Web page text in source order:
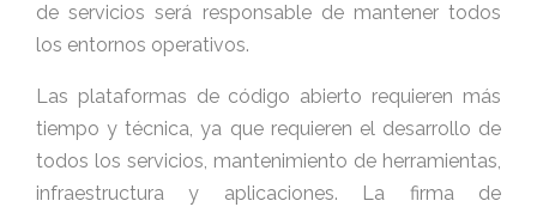
de servicios será responsable de mantener todos
los entornos operativos.
Las plataformas de código abierto requieren más
tiempo y técnica, ya que requieren el desarrollo de
todos los servicios, mantenimiento de herramientas,
infraestructura y aplicaciones. La firma de